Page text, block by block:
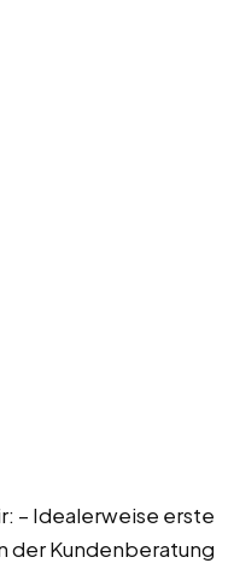
– Idealerweise erste
der Kundenberatung